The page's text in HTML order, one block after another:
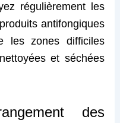
régulièrement les
antifongiques
les zones difficiles
et séchées
des